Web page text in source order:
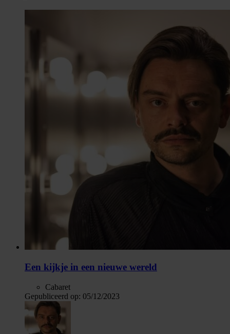
Een kijkje in een nieuwe wereld
Cabaret
Gepubliceerd op: 05/12/2023